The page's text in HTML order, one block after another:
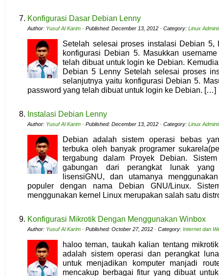
Konfigurasi Dasar Debian Lenny
Author: Yusuf Al Karim · Published: December 13, 2012 · Category: Linux
Setelah selesai proses instalasi Debian 5,
konfigurasi Debian 5. Masukkan
telah dibuat untuk login ke Debian.
Debian 5 Lenny Setelah selesai proses
selanjutnya yaitu konfigurasi Debian 5.
password yang telah dibuat untuk login ke Debian. […]
Instalasi Debian Lenny
Author: Yusuf Al Karim · Published: December 13, 2012 · Category: Linux
Debian adalah sistem operasi bebas
terbuka oleh banyak programer
tergabung dalam Proyek Debian.
gabungan dari perangkat lunak yang
lisensiGNU, dan utamanya
populer dengan nama Debian GNU/Linux.
menggunakan kernel Linux merupakan salah satu
Konfigurasi Mikrotik Dengan Menggunakan Winbox
Author: Yusuf Al Karim · Published: October 27, 2012 · Category: Internet dan
haloo teman, taukah kalian tentang
adalah sistem operasi dan perangkat
untuk menjadikan komputer manjadi
mencakup berbagai fitur yang dibuat